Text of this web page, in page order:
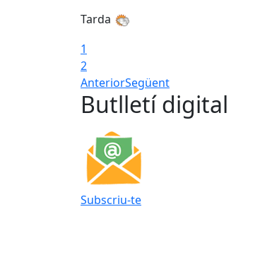
Tarda
1
2
AnteriorSegüent
Butlletí digital
Subscriu-te